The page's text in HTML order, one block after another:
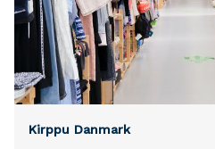
Kirppu Danmark